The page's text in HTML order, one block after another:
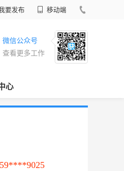
要发布 移动端
微信公众号
查看更多工作
心